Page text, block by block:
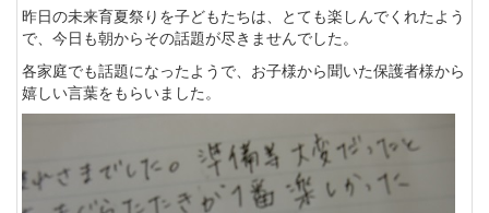
昨日の未来育夏祭りを子どもたちは、とても楽しんでくれたよう
で、今日も朝からその話題が尽きませんでした。
各家庭でも話題になったようで、お子様から聞いた保護者様から
嬉しい言葉をもらいました。